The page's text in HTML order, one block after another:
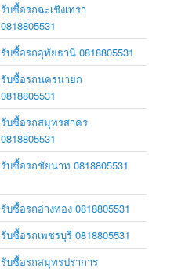
รับซื้อรถฉะเชิงเทรา
0818805531
รับซื้อรถอุทัยธานี 0818805531
รับซื้อรถนครนายก
0818805531
รับซื้อรถสมุทรสาคร
0818805531
รับซื้อรถชัยนาท 0818805531
รับซื้อรถอ่างทอง 0818805531
รับซื้อรถเพชรบุรี 0818805531
รับซื้อรถสมุทรปราการ